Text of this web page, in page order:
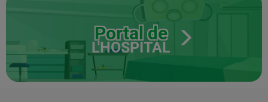
Portal de
L'HOSPITAL